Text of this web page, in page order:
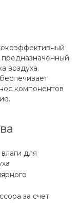
предназначенный
воздуха.
компонентов
для
за счет